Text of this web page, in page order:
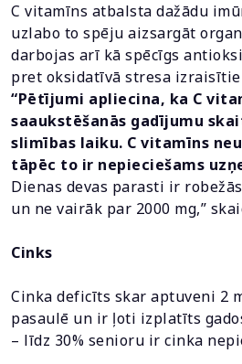
C vitamīns atbalsta dažādu
uzlabo to spēju aizsargāt
darbojas arī kā spēcīgs
pret oksidatīvā stresa
“Pētījumi apliecina, ka C
saaukstēšanās gadījumu
slimības laiku. C vitamīns
tāpēc to ir nepieciešams
Dienas devas parasti ir
un ne vairāk par 2000 mg,”
Cinks
Cinka deficīts skar aptuveni 2
pasaulē un ir ļoti izplatīts
– līdz 30% senioru ir cinka